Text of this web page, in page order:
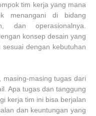
tim kerja yang mana
menangani di bidang
dan operasionalnya.
konsep desain yang
dengan kebutuhan
masing tugas dari
Apa tugas dan tanggung
kerja tim ini bisa berjalan
dan keuntungan yang